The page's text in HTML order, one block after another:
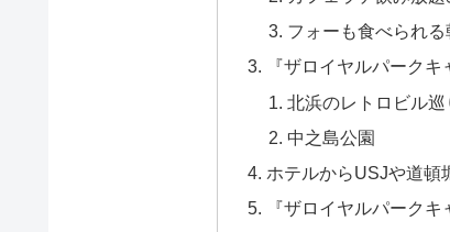
フォーも食べられ
『ザロイヤルパーク
北浜のレトロビル巡
中之島公園
ホテルからUSJや道頓
『ザロイヤルパーク